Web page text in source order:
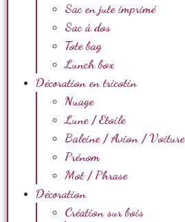
Sac en jute imprimé
Sac à dos
Tote bag
Lunch box
Décoration en tricotin
Nuage
Lune / Etoile
Baleine / Avion / Voiture
Prénom
Mot / Phrase
Décoration
Création sur bois